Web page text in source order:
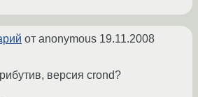
от anonymous 19.11.2008
версия crond?